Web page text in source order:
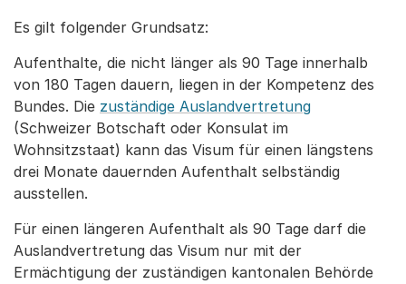
Es gilt folgender Grundsatz:
Aufenthalte, die nicht länger als 90 Tage innerhalb
von 180 Tagen dauern, liegen in der Kompetenz des
Bundes. Die zuständige Auslandvertretung
(Schweizer Botschaft oder Konsulat im
Wohnsitzstaat) kann das Visum für einen längstens
drei Monate dauernden Aufenthalt selbständig
ausstellen.
Für einen längeren Aufenthalt als 90 Tage darf die
Auslandvertretung das Visum nur mit der
Ermächtigung der zuständigen kantonalen Behörde